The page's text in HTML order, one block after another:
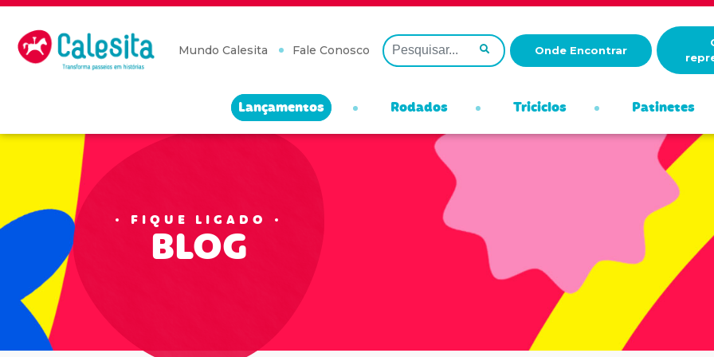
Skip
content
Mundo Calesita Fale Conosco Onde Encontrar
Lançamentos Rodados Triciclos Patinetes
FIQUE LIGADO
BLOG